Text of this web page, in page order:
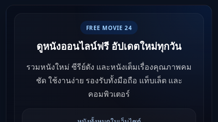
FREE MOVIE 24
ดูหนังออนไลน์ฟรี อัปเดตใหม่ทุกวัน
รวมหนังใหม่ ซีรีย์ดัง และหนังเต็มเรื่องคุณภาพคม
ชัด ใช้งานง่าย รองรับทั้งมือถือ แท็บเล็ต และ
คอมพิวเตอร์